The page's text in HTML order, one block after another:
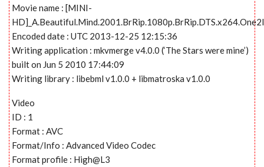
Movie name : [MINI-
Encoded date : UTC 2013-12-25 12:15:36
Writing application : mkvmerge v4.0.0 (‘The Stars were mine’)
built on Jun 5 2010 17:44:09
Writing library : libebml v1.0.0 + libmatroska v1.0.0
Video
ID : 1
Format : AVC
Format/Info : Advanced Video Codec
Format profile : High@L3